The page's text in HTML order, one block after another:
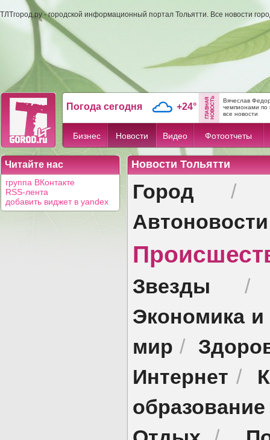
ТЛТгород.ру - городской информационный портал Тольятти. Все новости
Погода сегодня +24°
Вячеслав
чемпионами по
все новости
Бизнес Новости Видео Фотоотчеты
Читайте нас
группа ВКонтакте
RSS-лента
добавить виджет в yandex
Новости Тольятти
Город
Автоновости
Звезды
Экономика и
мир /
Интернет /
образование